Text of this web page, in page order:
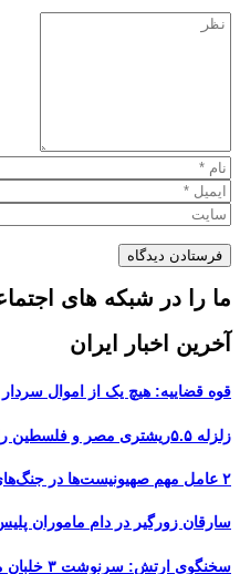
ما را در شبکه های
آخرین اخبار ایران
قوه قضاییه: هیچ یک از اموال
زلزله ۵.۵ریشتری مصر و فلسطین را لرزاند
۲ عامل مهم صهیونیست‌ها در جنگ‌های ۱۲ روزه و ۴۰ روزه اعدام شدند
سارقان زورگیر در دام ماموران
سخنگوی ارتش: سرنوشت ۳ خلبان ما هنوز مشخص نیست